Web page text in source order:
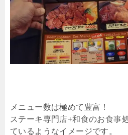
メニュー数は極めて豊富！
ステーキ専門店+和食のお食事
ているようなイメージです。